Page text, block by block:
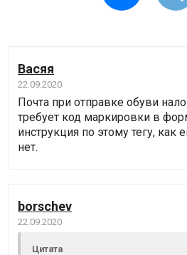
Васяя
22.09.2020
Почта при отправке обуви
требует код маркировки в
инструкция по этому тегу, как
нет.
borschev
22.09.2020
Цитата